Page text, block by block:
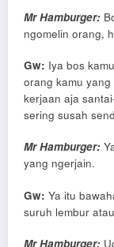
Mr Hamburger:
ngomelin orang,
Gw: Iya bos
orang kamu
kerjaan aja
sering susah
Mr Hamburger:
yang ngerjain.
Gw: Ya itu
suruh lembur
Mr Hamburger: